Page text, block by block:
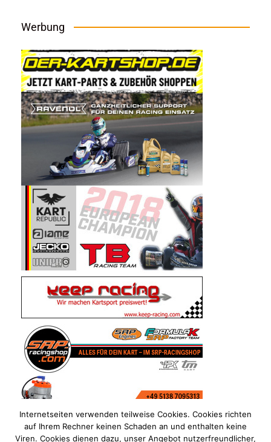
Werbung
Internetseiten verwenden teilweise Cookies. Cookies richten
auf Ihrem Rechner keinen Schaden an und enthalten keine
Viren. Cookies dienen dazu, unser Angebot nutzerfreundlicher,